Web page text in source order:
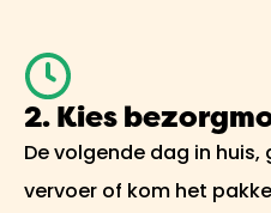
2. Kies
De volgende dag in
vervoer of kom het